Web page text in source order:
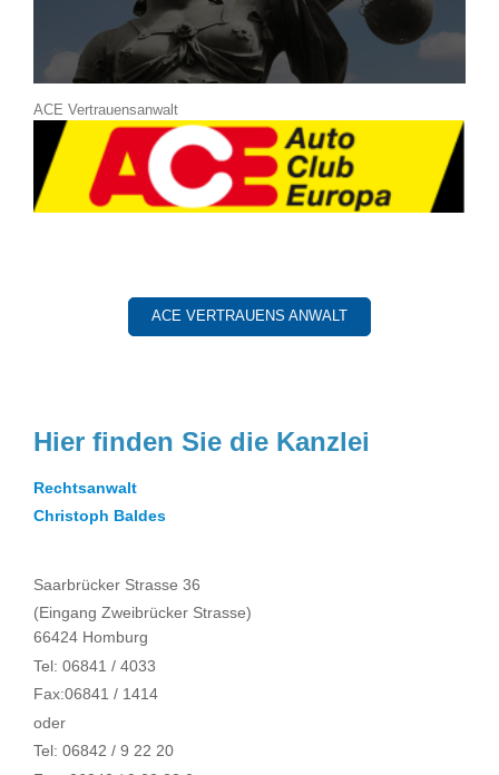
ACE Vertrauensanwalt
ACE VERTRAUENS ANWALT
Hier finden Sie die Kanzlei
Rechtsanwalt
Christoph Baldes
Saarbrücker Strasse 36
(Eingang Zweibrücker Strasse)
66424 Homburg
Tel: 06841 / 4033
Fax:06841 / 1414
oder
Tel: 06842 / 9 22 20